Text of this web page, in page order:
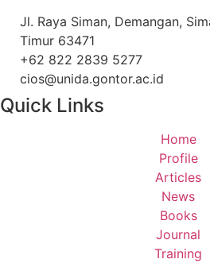
Jl. Raya Siman, Demangan,
Timur 63471
+62 822 2839 5277
cios@unida.gontor.ac.id
Quick Links
Home
Profile
Articles
News
Books
Journal
Training